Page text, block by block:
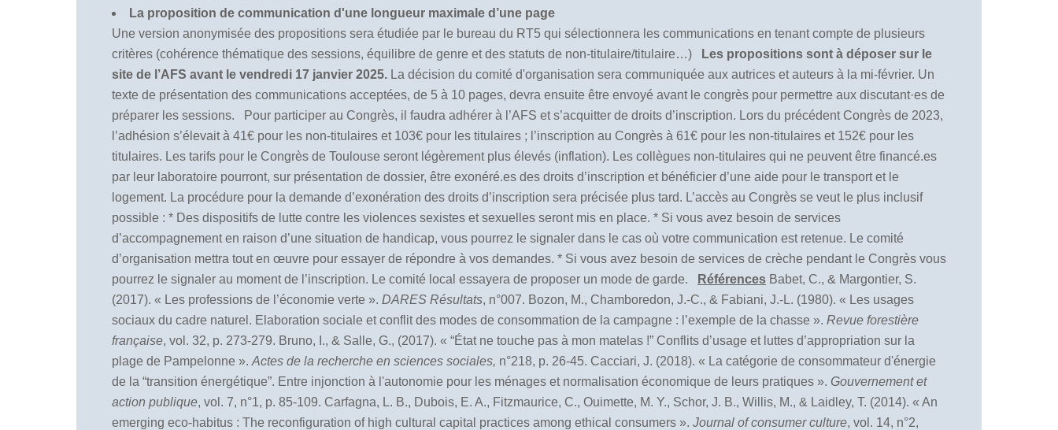
La proposition de communication d'une longueur maximale d’une page
Une version anonymisée des propositions sera étudiée par le bureau du RT5 qui sélectionnera les communications en tenant compte de plusieurs
critères (cohérence thématique des sessions, équilibre de genre et des statuts de non-titulaire/titulaire…)
Les propositions sont à déposer sur le
site de l’AFS avant le vendredi 17 janvier 2025. La décision du comité d'organisation sera communiquée aux autrices et auteurs à la mi-février. Un
texte de présentation des communications acceptées, de 5 à 10 pages, devra ensuite être envoyé avant le congrès pour permettre aux discutant·es de
préparer les sessions. Pour participer au Congrès, il faudra adhérer à l’AFS et s’acquitter de droits d’inscription. Lors du précédent Congrès de 2023,
l’adhésion s’élevait à 41€ pour les non-titulaires et 103€ pour les titulaires ; l’inscription au Congrès à 61€ pour les non-titulaires et 152€ pour les
titulaires. Les tarifs pour le Congrès de Toulouse seront légèrement plus élevés (inflation). Les collègues non-titulaires qui ne peuvent être financé.es
par leur laboratoire pourront, sur présentation de dossier, être exonéré.es des droits d’inscription et bénéficier d’une aide pour le transport et le
logement. La procédure pour la demande d’exonération des droits d’inscription sera précisée plus tard. L’accès au Congrès se veut le plus inclusif
possible : * Des dispositifs de lutte contre les violences sexistes et sexuelles seront mis en place. * Si vous avez besoin de services
d’accompagnement en raison d’une situation de handicap, vous pourrez le signaler dans le cas où votre communication est retenue. Le comité
d’organisation mettra tout en œuvre pour essayer de répondre à vos demandes. * Si vous avez besoin de services de crèche pendant le Congrès vous
pourrez le signaler au moment de l’inscription. Le comité local essayera de proposer un mode de garde.
Références Babet, C., & Margontier, S.
(2017). « Les professions de l’économie verte ». DARES Résultats, n°007. Bozon, M., Chamboredon, J.-C., & Fabiani, J.-L. (1980). « Les usages
sociaux du cadre naturel. Elaboration sociale et conflit des modes de consommation de la campagne : l’exemple de la chasse ». Revue forestière
française, vol. 32, p. 273-279. Bruno, I., & Salle, G., (2017). « “État ne touche pas à mon matelas !” Conflits d’usage et luttes d’appropriation sur la
plage de Pampelonne ». Actes de la recherche en sciences sociales, n°218, p. 26-45. Cacciari, J. (2018). « La catégorie de consommateur d'énergie
de la “transition énergétique”. Entre injonction à l'autonomie pour les ménages et normalisation économique de leurs pratiques ». Gouvernement et
action publique, vol. 7, n°1, p. 85-109. Carfagna, L. B., Dubois, E. A., Fitzmaurice, C., Ouimette, M. Y., Schor, J. B., Willis, M., & Laidley, T. (2014). « An
emerging eco-habitus : The reconfiguration of high cultural capital practices among ethical consumers ». Journal of consumer culture, vol. 14, n°2,